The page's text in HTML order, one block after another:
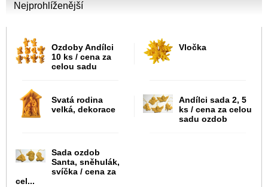
Nejprohlíženější
Ozdoby Andílci
10 ks / cena za
celou sadu
Vločka
Svatá rodina
velká, dekorace
Andílci sada 2, 5
ks / cena za celou
sadu ozdob
Sada ozdob
Santa, sněhulák,
svíčka / cena za
cel...